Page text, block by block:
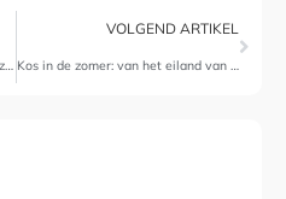
De 1000-urenkaars: zo laat je hem zo lang mogelijk branden
VOLGEND ARTIKEL
Kos in de zomer: van het eiland van Hippocrates tot je strandstoel